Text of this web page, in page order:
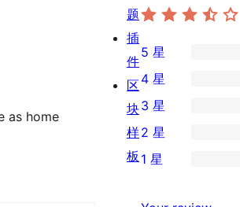
as home
4
条
5
星
评
5 星
条
4
星
4 星
1
条
3
3 星
条
2 星
1 星
题
插
件
区
块
样
板